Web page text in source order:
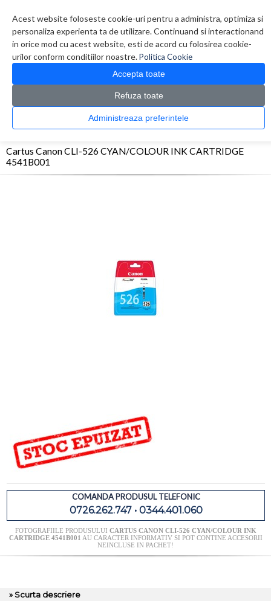
Acest website foloseste cookie-uri pentru a administra, optimiza si
personaliza experienta ta de utilizare. Continuand si interactionand
in orice mod cu acest website, esti de acord cu folosirea cookie-
urilor conform conditiilor noastre.Politica Cookie
Accepta toate
Refuza toate
Administreaza preferintele
0 produs(e)
CATALOG PRODUSE
Consumabile originale > Inkjet > Cartus Canon CLI-526
Cartus Canon CLI-526 CYAN/COLOUR INK CARTRIDGE
4541B001
COMANDA PRODUSUL TELEFONIC
0726.262.747 • 0344.401.060
FOTOGRAFIILE PRODUSULUI CARTUS CANON CLI-526 CYAN/COLOUR INK
CARTRIDGE 4541B001 AU CARACTER INFORMATIV SI POT CONTINE ACCESORII
NEINCLUSE IN PACHET!
» Scurta descriere